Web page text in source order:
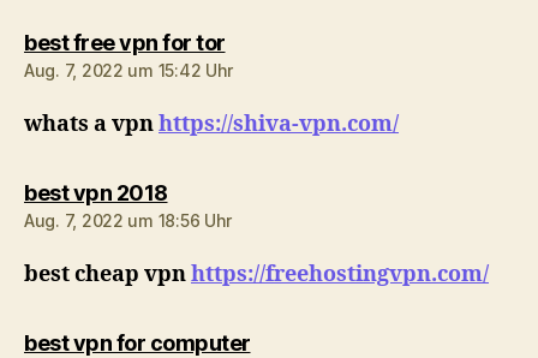
best free vpn for torsagt:
Aug. 7, 2022 um 15:42 Uhr
whats a vpnhttps://shiva-vpn.com/
best vpn 2018sagt:
Aug. 7, 2022 um 18:56 Uhr
best cheap vpnhttps://freehostingvpn.com/
best vpn for computersagt: